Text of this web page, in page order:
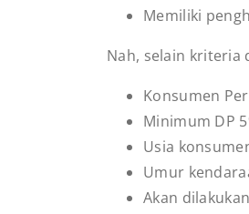
Memiliki
Nah, selain kriteria
Konsumen
Minimum DP
Usia
Umur
Akan